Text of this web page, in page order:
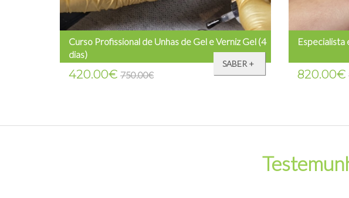
Curso Profissional de Unhas de Gel e Verniz Gel (4
dias)
420.00€ 750.00€
SABER +
Especialista
820.00€